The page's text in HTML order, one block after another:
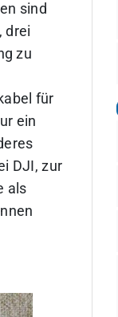
sind
drei
zu
für
ein
DJI, zur
als